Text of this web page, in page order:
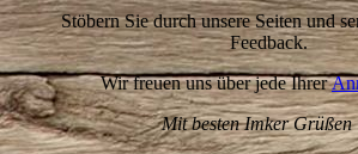
Stöbern Sie durch unsere Seiten und
Feedback.
Wir freuen uns über jede Ihrer
Mit besten Imker Grüßen